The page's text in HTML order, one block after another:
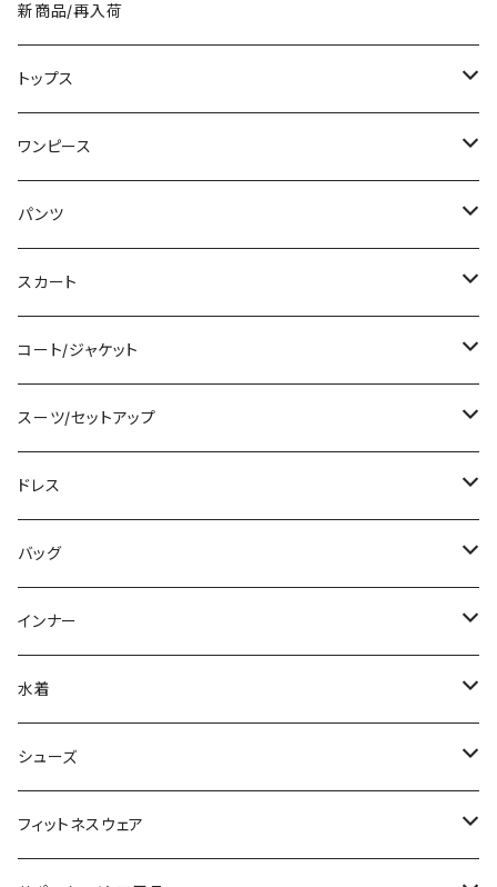
新商品/再入荷
トップス
Tシャツ/カットソー
タンクトップ/キャミソール
シャツ/ブラウス
ベアトップ/チューブトップ
カーディガン/ボレロ
ニット/セーター
パーカー
スウェット/トレーナー
その他
ワンピース
ミニ/ショート
ミディアム/ミモレ
ロング/マキシ
袖付き
ノースリーブ
その他
チュニック
パンツ
ショート丈
クロップド丈
ロング丈
デニム
レギンス
その他
オールインワン
スカート
ミニ/ショート
ミディアム/ミモレ
ロング
その他
コート/ジャケット
コート
ジャケット
その他
スーツ/セットアップ
パンツスーツ
スカートスーツ
その他
ドレス
ミニ/ショート
ミディアム/ミモレ
ロング/マキシ
袖付き
ノースリーブ
バッグ
サブバッグ
クラッチバッグ
フォーマルバッグ
カジュアルバッグ
インナー
ブラ/ブラトップ/ベアトップ
ショーツ
タンクトップ/キャミソール
水着
タンキニ
バンドゥビキニ
シューズ
スニーカー
フィットネスウェア